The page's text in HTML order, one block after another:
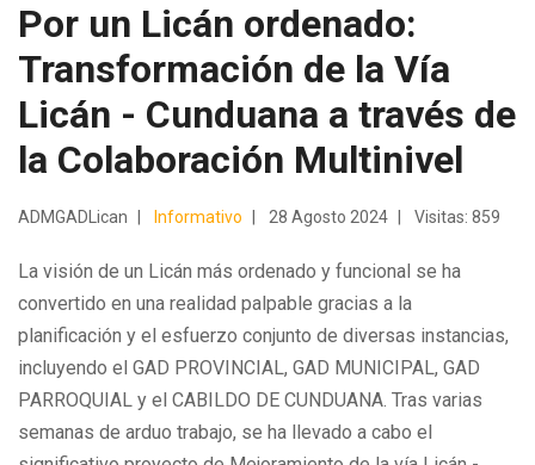
Por un Licán ordenado:
Transformación de la Vía
Licán - Cunduana a través de
la Colaboración Multinivel
ADMGADLican Informativo 28 Agosto 2024 Visitas: 859
La visión de un Licán más ordenado y funcional se ha
convertido en una realidad palpable gracias a la
planificación y el esfuerzo conjunto de diversas instancias,
incluyendo el GAD PROVINCIAL, GAD MUNICIPAL, GAD
PARROQUIAL y el CABILDO DE CUNDUANA. Tras varias
semanas de arduo trabajo, se ha llevado a cabo el